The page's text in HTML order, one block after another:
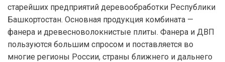
старейших предприятий деревообработки Республики
Башкортостан. Основная продукция комбината —
фанера и древесноволокнистые плиты. Фанера и ДВП
пользуются большим спросом и поставляется во
многие регионы России, страны ближнего и дальнего